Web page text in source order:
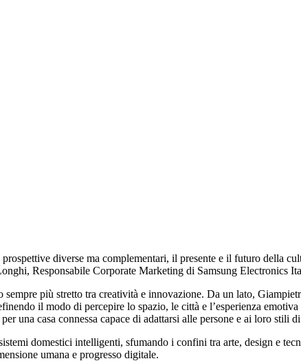
diverse ma complementari, il presente e il futuro della
Responsabile Corporate Marketing di Samsung Electronics
più stretto tra creatività e innovazione. Da un lato,
il modo di percepire lo spazio, le città e l’esperienza
una casa connessa capace di adattarsi alle persone e ai loro stili
domestici intelligenti, sfumando i confini tra arte, design e
umana e progresso digitale.